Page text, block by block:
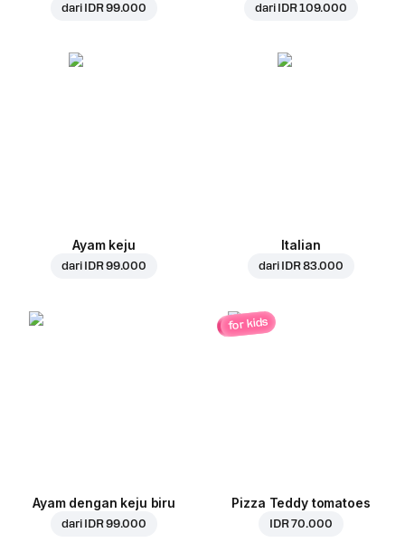
dari IDR 99.000 dari IDR 109.000
Ayam keju
dari IDR 99.000
Italian
dari IDR 83.000
Ayam dengan keju biru
dari IDR 99.000
for kids
Pizza Teddy tomatoes
IDR 70.000